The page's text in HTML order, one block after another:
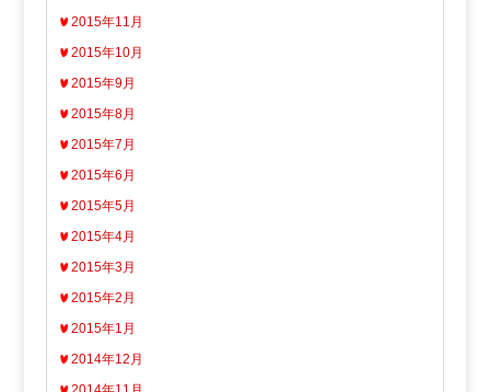
2015年11月
2015年10月
2015年9月
2015年8月
2015年7月
2015年6月
2015年5月
2015年4月
2015年3月
2015年2月
2015年1月
2014年12月